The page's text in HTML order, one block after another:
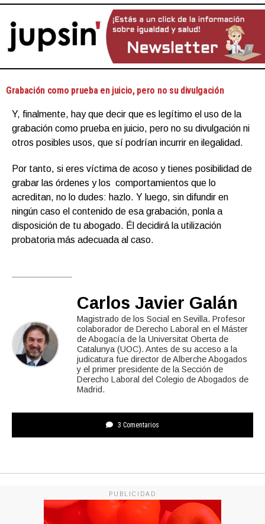
Grabación como prueba en juicio, pero no su divulgación
Y, finalmente, hay que decir que es legítimo el uso de la
grabación como prueba en juicio, pero no su divulgación ni
otros posibles usos, que sí podrían incurrir en ilegalidad.
Por tanto, si eres víctima de acoso y tienes posibilidad de
grabar las órdenes y los comportamientos que lo
acreditan, no lo dudes: hazlo. Y luego, sin difundir en
ningún caso el contenido de esa grabación, ponla a
disposición de tu abogado. Él decidirá la utilización
probatoria más adecuada al caso.
Carlos Javier Galán
Magistrado de los Social en Sevilla. Profesor
colaborador de Derecho Laboral en el Máster
de Abogacía de la Universitat Oberta de
Catalunya (UOC). Antes de su acceso a la
judicatura fue director de Alberche Abogados
y el primer presidente de la Sección de
Derecho Laboral del Colegio de Abogados de
Madrid.
3 Comentarios
PUBLICIDAD